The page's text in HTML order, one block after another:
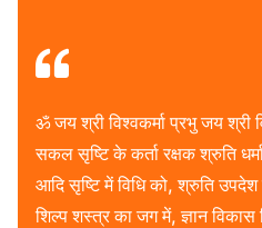
ॐ जय श्री विश्वकर्मा प्रभु जय श्री
सकल सृष्टि के कर्ता रक्षक श्रुति
आदि सृष्टि में विधि को, श्रुति उपदेश
शिल्प शस्त्र का जग में, ज्ञान विकास